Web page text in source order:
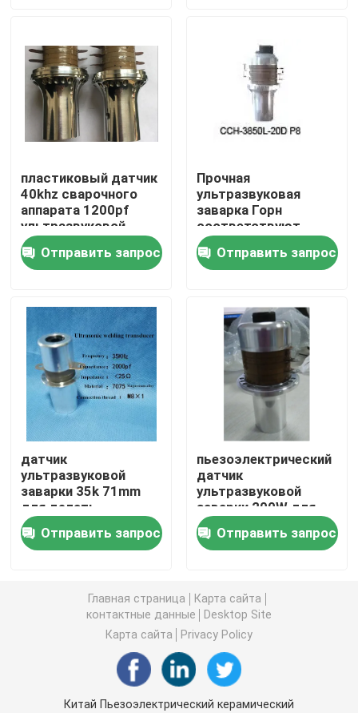
Проверка качества
Свяжитесь мы
Спросите цитату
ультразвуковой очистки датчика
Датчик Multi частоты ультразвуковой
пьезоэлектрический ультразвуковой датчик
Погружные ультразвукового преобразователя
Генератор цифров ультразвуковой
ультразвуковой частоты генератора
Ультразвуковой очистки машина
Ультразвуковой Disruptor клетки
Ультразвуковой реактор
пластиковый датчик
40khz сварочного
аппарата 1200pf
ультразвуковой
Отправить запрос
Прочная
ультразвуковая
заварка Горн
соответствуют
датчиком, котор для
Handheld
ультразвуковой
Отправить запрос
датчик
ультразвуковой
заварки 35k 71mm
для делать
сварочный аппарат
Отправить запрос
пьезоэлектрический
датчик
ультразвуковой
заварки 200W для
пластичного Non
сплетенного металла
Отправить запрос
Главная страница
Карта сайта
контактные данные
Desktop Site
Карта сайта
Privacy Policy
Китай Пьезоэлектрический керамический